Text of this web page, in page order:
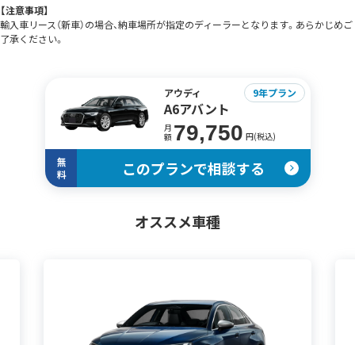
【注意事項】
輸入車リース（新車）の場合、納車場所が指定のディーラーとなります。あらかじめご
了承ください。
アウディ
A6アバント
月
額 79,750 円(税込)
9年プラン
無
料
このプランで相談する
オススメ車種